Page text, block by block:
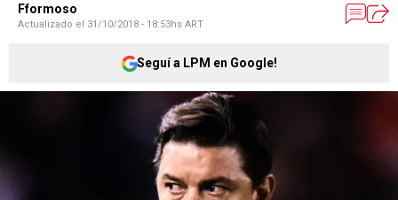
Fformoso
Actualizado el 31/10/2018 - 18:53hs ART
Seguí a LPM en Google!